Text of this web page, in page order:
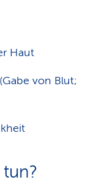
Haut
von Blut;